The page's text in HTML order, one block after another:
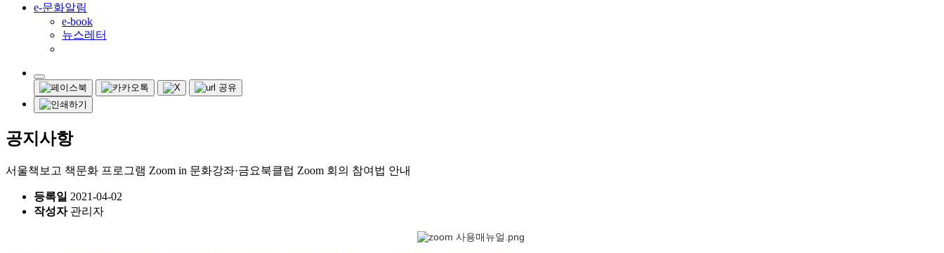
e-문화알림
e-book
뉴스레터
공지사항
서울책보고 책문화 프로그램 Zoom in 문화강좌·금요북클럽 Zoom 회의 참여법 안내
등록일 2021-04-02
작성자 관리자